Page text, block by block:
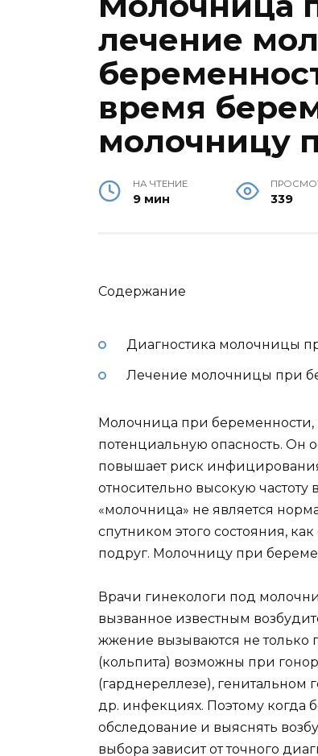
лечение
время
молочницу
НА ЧТЕНИЕ
9 мин 339
Содержание
Диагностика молочницы
Лечение молочницы при
Молочница при беременности,
потенциальную опасность. Он
повышает риск
относительно высокую
«молочница» не является
спутником этого состояния,
подруг. Молочницу при
Врачи гинекологи под
вызванное известным
жжение вызываются не только
(кольпита) возможны при
(гарднереллезе), генитальном
др. инфекциях. Поэтому когда
обследование и выяснять
выбора зависит от точного